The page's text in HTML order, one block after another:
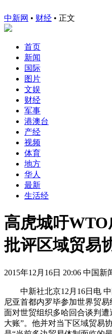
中新网 • 财经 • 正文
首页
新闻
国际
图片
文娱
财经
军事
港澳台
产经
视频
体育
地方
华人
最新
生活经
高虎城吁
批评区域贸易
2015年12月16日 20:06 中国新
中新社北京12月16日电 中
尼亚首都内罗毕参加世界贸
面对世贸组织多哈回合谈判
大账”。他并对当下区域贸易